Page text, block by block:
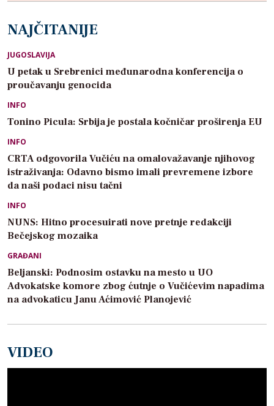
NAJČITANIJE
JUGOSLAVIJA
U petak u Srebrenici međunarodna konferencija o
proučavanju genocida
INFO
Tonino Picula: Srbija je postala kočničar proširenja EU
INFO
CRTA odgovorila Vučiću na omalovažavanje njihovog
istraživanja: Odavno bismo imali prevremene izbore
da naši podaci nisu tačni
INFO
NUNS: Hitno procesuirati nove pretnje redakciji
Bečejskog mozaika
GRAĐANI
Beljanski: Podnosim ostavku na mesto u UO
Advokatske komore zbog ćutnje o Vučićevim napadima
na advokaticu Janu Aćimović Planojević
VIDEO